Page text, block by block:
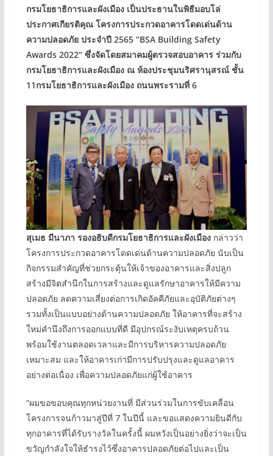
กรมโยธาธิการและผังเมือง เป็นประธานในพิธีมอบโล่
ประกาศเกียรติคุณ โครงการประกวดอาคารโดดเด่นด้าน
ความปลอดภัย ประจำปี 2565 “BSA Building Safety
Awards 2022” ซึ่งจัดโดยสมาคมผู้ตรวจสอบอาคาร ร่วมกับ
กรมโยธาธิการและผังเมือง ณ ห้องประชุมนริศรานุสรณ์ ชั้น
11กรมโยธาธิการและผังเมือง ถนนพระรามที่ 6
สุเมธ มีนาภา รองอธิบดีกรมโยธาธิการและผังเมือง กล่าวว่า
โครงการประกวดอาคารโดดเด่นด้านความปลอดภัย นับเป็น
กิจกรรมสำคัญที่ช่วยกระตุ้นให้เจ้าของอาคารและสิ่งปลูก
สร้างมีจิตสำนึกในการสร้างและดูแลรักษาอาคารให้มีความ
ปลอดภัย ลดความเสี่ยงต่อการเกิดอัคคีภัยและอุบัติภัยต่างๆ
รวมทั้งเป็นแบบอย่างด้านความปลอดภัย ให้อาคารที่จะสร้าง
ใหม่คำนึงถึงการออกแบบที่ดี มีอุปกรณ์ระงับเหตุครบถ้วน
พร้อมใช้งานตลอดเวลาและมีการบริหารความปลอดภัย
เหมาะสม และให้อาคารเก่ามีการปรับปรุงและดูแลอาคาร
อย่างต่อเนื่อง เพื่อความปลอดภัยแก่ผู้ใช้อาคาร
“ผมขอขอบคุณทุกหน่วยงานที่ มีส่วนร่วมในการขับเคลื่อน
โครงการจนก้าวมาสู่ปีที่ 7 ในปีนี้ และขอแสดงความยินดีกับ
ทุกอาคารที่ได้รับรางวัลในครั้งนี้ ผมหวังเป็นอย่างยิ่งว่าจะเป็น
ขวัญกำลังใจให้ธำรงไว้ซึ่งอาคารปลอดภัยต่อไปและเป็น